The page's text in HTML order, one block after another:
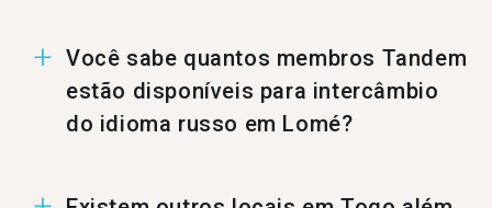
Você sabe quantos membros Tandem
estão disponíveis para intercâmbio
do idioma russo em Lomé?